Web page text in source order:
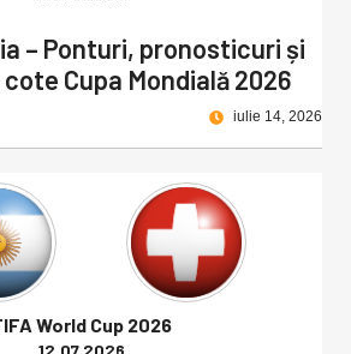
– Ponturi, pronosticuri și
Cupa Mondială 2026
iulie 14, 2026
World Cup 2026